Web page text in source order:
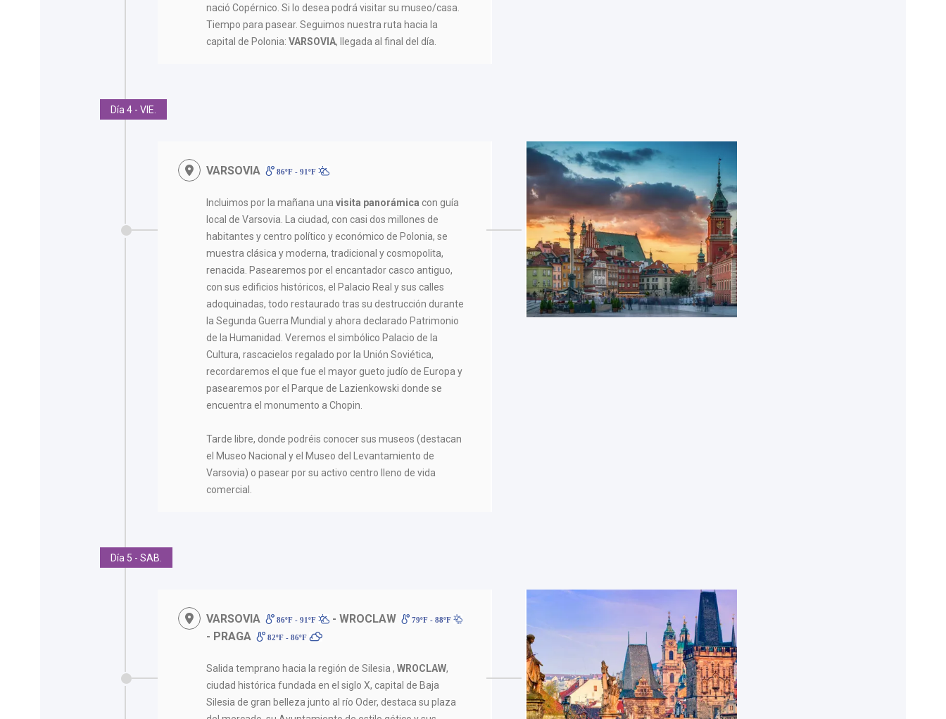
nació Copérnico. Si lo desea podrá visitar su museo/casa.
Tiempo para pasear. Seguimos nuestra ruta hacia la
capital de Polonia: VARSOVIA, llegada al final del día.
Día 4 - VIE.
VARSOVIA 86ºF - 91ºF
Incluimos por la mañana unavisita panorámica con guía
local de Varsovia. La ciudad, con casi dos millones de
habitantes y centro político y económico de Polonia, se
muestra clásica y moderna, tradicional y cosmopolita,
renacida. Pasearemos por el encantador casco antiguo,
con sus edificios históricos, el Palacio Real y sus calles
adoquinadas, todo restaurado tras su destrucción durante
la Segunda Guerra Mundial y ahora declarado Patrimonio
de la Humanidad. Veremos el simbólico Palacio de la
Cultura, rascacielos regalado por la Unión Soviética,
recordaremos el que fue el mayor gueto judío de Europa y
pasearemos por el Parque de Lazienkowski donde se
encuentra el monumento a Chopin.
Tarde libre, donde podréis conocer sus museos (destacan
el Museo Nacional y el Museo del Levantamiento de
Varsovia) o pasear por su activo centro lleno de vida
comercial.
Día 5 - SAB.
VARSOVIA 86ºF - 91ºF - WROCLAW 79ºF - 88ºF
- PRAGA 82ºF - 86ºF
Salida temprano hacia la región de Silesia ,WROCLAW,
ciudad histórica fundada en el siglo X, capital de Baja
Silesia de gran belleza junto al río Oder, destaca su plaza